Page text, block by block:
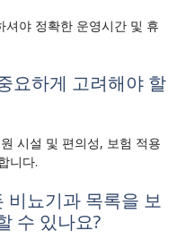
야 정확한 운영시간 및 휴
요하게 고려해야 할
시설 및 편의성, 보험 적용
니다.
비뇨기과 목록을 보
수 있나요?